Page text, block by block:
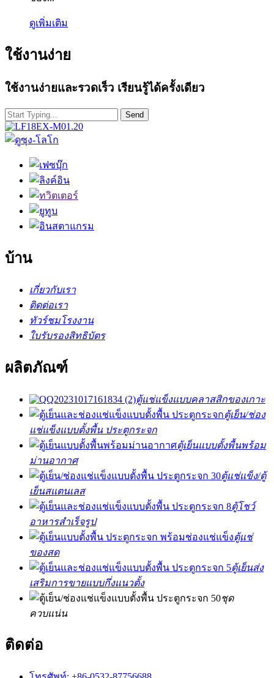
ดูเพิ่มเติม
ใช้งานง่าย
ใช้งานง่ายและรวดเร็ว เรียนรู้ได้ครั้งเดียว
บ้าน
เกี่ยวกับเรา
ติดต่อเรา
ทัวร์ชมโรงงาน
ใบรับรองสิทธิบัตร
ผลิตภัณฑ์
ตู้แช่แข็งแบบคลาสสิกของเกาะ
ตู้เย็น/ช่อง
แช่แข็งแบบตั้งพื้น ประตูกระจก
ตู้เย็นแบบตั้งพื้นพร้อม
ม่านอากาศ
ตู้แช่แข็ง/ตู้
เย็นสแตนเลส
ตู้โชว์
อาหารสำเร็จรูป
ตู้แช่
ของสด
ตู้เย็นส่ง
เสริมการขายแบบกึ่งแนวตั้ง
ชุด
ควบแน่น
ติดต่อ